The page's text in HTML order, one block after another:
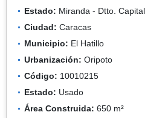
Estado: Miranda - Dtto. Capital
Ciudad: Caracas
Municipio: El Hatillo
Urbanización: Oripoto
Código: 10010215
Estado: Usado
Área Construida: 650 m²